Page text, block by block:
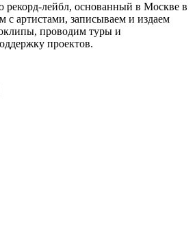
рекорд-лейбл, основанный в Москве в
с артистами, записываем и издаем
проводим туры и
проектов.